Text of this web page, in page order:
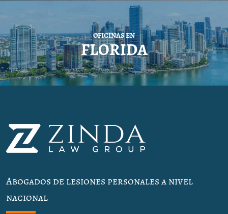
OFICINAS EN
FLORIDA
Abogados de lesiones personales a nivel
nacional